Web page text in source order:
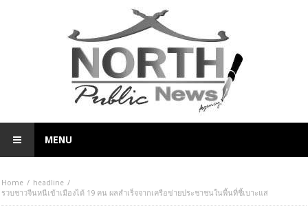
MENU
Home
headline
รวบชาวจีนหนีเข้าเมืองได้ 19 คน ผลสำเร็จจากเครือข่ายประชาชนในพื้นที่ชี้เบาะแส